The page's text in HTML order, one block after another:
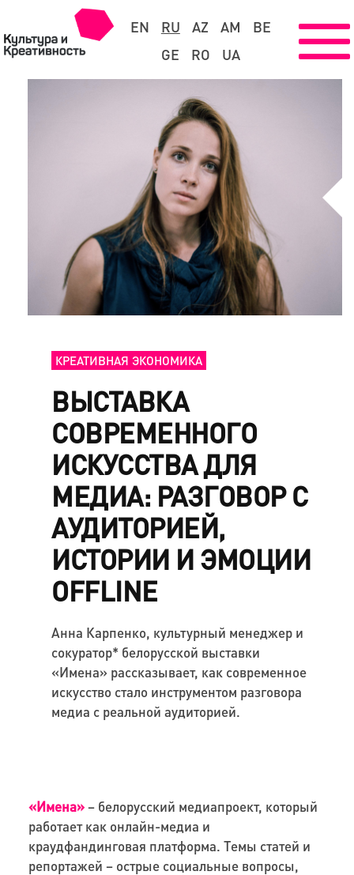
EN RU AZ AM
BE
GE
RO UA
КРЕАТИВНАЯ ЭКОНОМИКА
ВЫСТАВКА
СОВРЕМЕННОГО
ИСКУССТВА ДЛЯ
МЕДИА: РАЗГОВОР С
АУДИТОРИЕЙ,
ИСТОРИИ И ЭМОЦИИ
OFFLINE
Анна Карпенко, культурный менеджер и
сокуратор* белорусской выставки
«Имена» рассказывает, как современное
искусство стало инструментом разговора
медиа с реальной аудиторией.
«Имена»– белорусский медиапроект, который
работает как онлайн-медиа и
краудфандинговая платформа. Темы статей и
репортажей – острые социальные вопросы,